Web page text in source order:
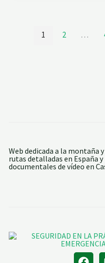
1 2 …
Web dedicada a la montaña
rutas detalladas en España
documentales de vídeo en